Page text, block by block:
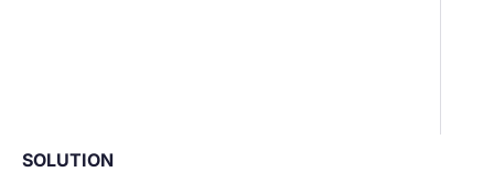
SOLUTION